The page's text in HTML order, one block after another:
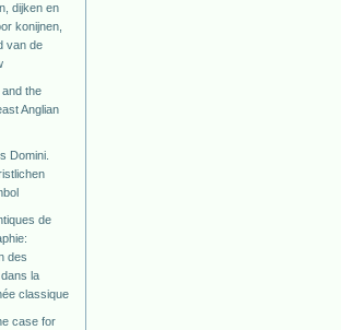
dijken en
konijnen,
van de
the
Anglian
Domini.
de
des
dans la
classique
case for